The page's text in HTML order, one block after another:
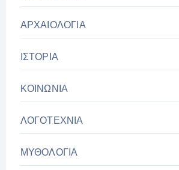
ΑΡΧΑΙΟΛΟΓΙΑ
ΙΣΤΟΡΙΑ
ΚΟΙΝΩΝΙΑ
ΛΟΓΟΤΕΧΝΙΑ
ΜΥΘΟΛΟΓΙΑ